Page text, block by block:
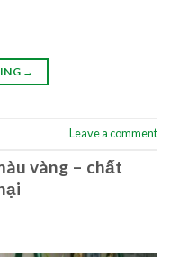
→
Leave a comment
vàng – chất